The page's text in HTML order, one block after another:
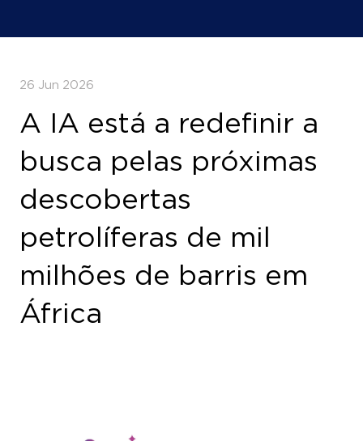
26 Jun 2026
A IA está a redefinir a
busca pelas próximas
descobertas
petrolíferas de mil
milhões de barris em
África